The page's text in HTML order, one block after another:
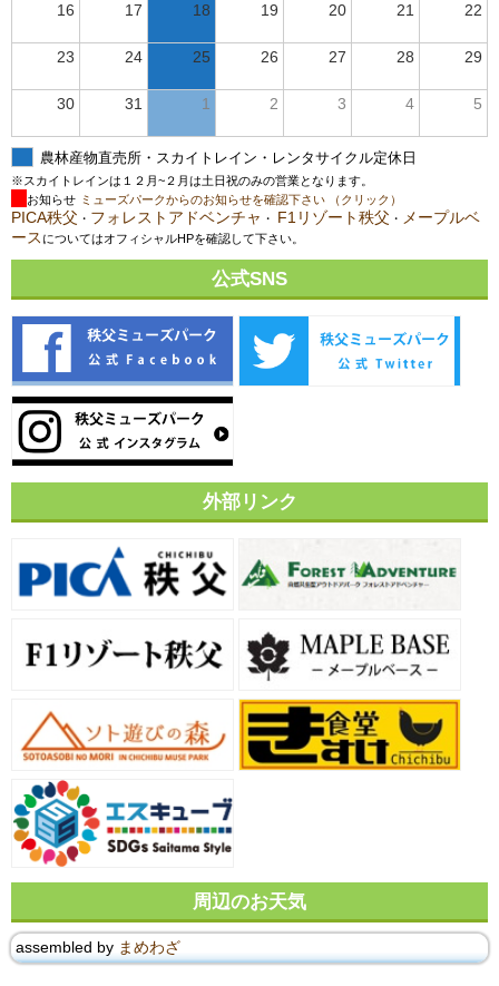
16 17 18 19 20 21 22
23 24 25 26 27 28 29
30 31 1 2 3 4 5
農林産物直売所・スカイトレイン・レンタサイクル定休日
※スカイトレインは１２月~２月は土日祝のみの営業となります。
お知らせ ミューズパークからのお知らせを確認下さい （クリック）
PICA秩父 ・ フォレストアドベンチャ ・ F1リゾート秩父 ・ メープルベ
ース についてはオフィシャルHPを確認して下さい。
公式SNS
外部リンク
周辺のお天気
assembled by まめわざ